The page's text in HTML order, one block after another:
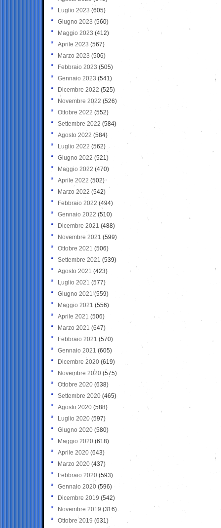
Luglio 2023 (605)
Giugno 2023 (560)
Maggio 2023 (412)
Aprile 2023 (567)
Marzo 2023 (506)
Febbraio 2023 (505)
Gennaio 2023 (541)
Dicembre 2022 (525)
Novembre 2022 (526)
Ottobre 2022 (552)
Settembre 2022 (584)
Agosto 2022 (584)
Luglio 2022 (562)
Giugno 2022 (521)
Maggio 2022 (470)
Aprile 2022 (502)
Marzo 2022 (542)
Febbraio 2022 (494)
Gennaio 2022 (510)
Dicembre 2021 (488)
Novembre 2021 (599)
Ottobre 2021 (506)
Settembre 2021 (539)
Agosto 2021 (423)
Luglio 2021 (577)
Giugno 2021(559)
Maggio 2021 (556)
Aprile 2021 (506)
Marzo 2021 (647)
Febbraio 2021 (570)
Gennaio 2021 (605)
Dicembre 2020 (619)
Novembre 2020 (575)
Ottobre 2020 (638)
Settembre 2020(465)
Agosto 2020 (588)
Luglio 2020 (597)
Giugno 2020 (580)
Maggio 2020 (618)
Aprile 2020 (643)
Marzo 2020 (437)
Febbraio 2020 (593)
Gennaio 2020 (596)
Dicembre 2019 (542)
Novembre 2019 (316)
Ottobre 2019 (631)